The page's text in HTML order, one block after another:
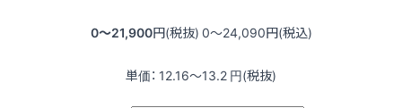
0〜21,900円(税抜) 0〜24,090円(税込)
単価： 12.16〜13.2 円(税抜)